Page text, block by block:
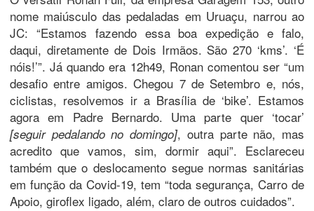
nome maiúsculo das pedaladas em Uruaçu, narrou ao
JC: “Estamos fazendo essa boa expedição e falo,
daqui, diretamente de Dois Irmãos. São 270 ‘kms’. ‘É
nóis!’”. Já quando era 12h49, Ronan comentou ser “um
desafio entre amigos. Chegou 7 de Setembro e, nós,
ciclistas, resolvemos ir a Brasília de ‘bike’. Estamos
agora em Padre Bernardo. Uma parte quer ‘tocar’
[seguir pedalando no domingo], outra parte não, mas
acredito que vamos, sim, dormir aqui”. Esclareceu
também que o deslocamento segue normas sanitárias
em função da Covid-19, tem “toda segurança, Carro de
Apoio, giroflex ligado, além, claro de outros cuidados”.